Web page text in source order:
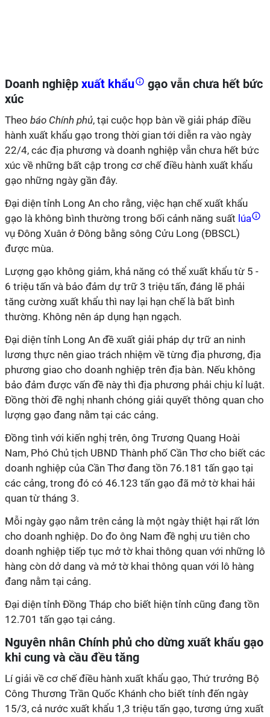
Doanh nghiệp xuất khẩu
gạo vẫn chưa hết bức
xúc
Theo báo Chính phủ, tại cuộc họp bàn về giải pháp điều
hành xuất khẩu gạo trong thời gian tới diễn ra vào ngày
22/4, các địa phương và doanh nghiệp vẫn chưa hết bức
xúc về những bất cập trong cơ chế điều hành xuất khẩu
gạo những ngày gần đây.
Đại diện tỉnh Long An cho rằng, việc hạn chế xuất khẩu
gạo là không bình thường trong bối cảnh năng suất lúa
vụ Đông Xuân ở Đông bằng sông Cửu Long (ĐBSCL)
được mùa.
Lượng gạo không giảm, khả năng có thể xuất khẩu từ 5 -
6 triệu tấn và bảo đảm dự trữ 3 triệu tấn, đáng lẽ phải
tăng cường xuất khẩu thì nay lại hạn chế là bất bình
thường. Không nên áp dụng hạn ngạch.
Đại diện tỉnh Long An đề xuất giải pháp dự trữ an ninh
lương thực nên giao trách nhiệm về từng địa phương, địa
phương giao cho doanh nghiệp trên địa bàn. Nếu không
bảo đảm được vấn đề này thì địa phương phải chịu kỉ luật.
Đồng thời đề nghị nhanh chóng giải quyết thông quan cho
lượng gạo đang nằm tại các cảng.
Đồng tình với kiến nghị trên, ông Trương Quang Hoài
Nam, Phó Chủ tịch UBND Thành phố Cần Thơ cho biết các
doanh nghiệp của Cần Thơ đang tồn 76.181 tấn gạo tại
các cảng, trong đó có 46.123 tấn gạo đã mở tờ khai hải
quan từ tháng 3.
Mỗi ngày gạo nằm trên cảng là một ngày thiệt hại rất lớn
cho doanh nghiệp. Do đo ông Nam đề nghị ưu tiên cho
doanh nghiệp tiếp tục mở tờ khai thông quan với những lô
hàng còn dở dang và mở tờ khai thông quan với lô hàng
đang nằm tại cảng.
Đại diện tỉnh Đồng Tháp cho biết hiện tỉnh cũng đang tồn
12.701 tấn gạo tại cảng.
Nguyên nhân Chính phủ cho dừng xuất khẩu gạo
khi cung và cầu đều tăng
Lí giải về cơ chế điều hành xuất khẩu gạo, Thứ trưởng Bộ
Công Thương Trần Quốc Khánh cho biết tính đến ngày
15/3, cả nước xuất khẩu 1,3 triệu tấn gạo, tương ứng xuất